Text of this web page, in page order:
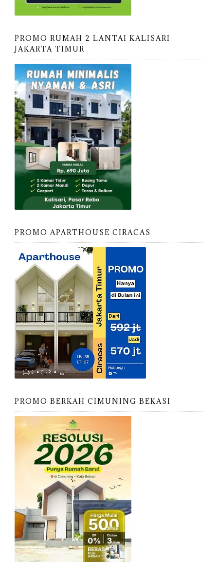
PROMO RUMAH 2 LANTAI KALISARI
JAKARTA TIMUR
PROMO APARTHOUSE CIRACAS
PROMO BERKAH CIMUNING BEKASI